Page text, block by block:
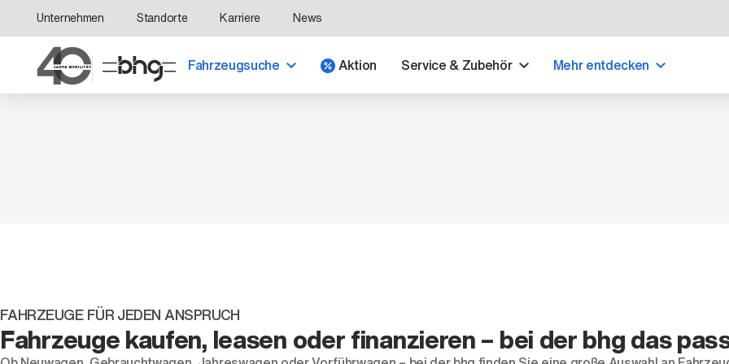
Unternehmen Standorte Karriere News
Fahrzeugsuche Aktion Service & Zubehör Mehr entdecken
FAHRZEUGE FÜR JEDEN ANSPRUCH
Fahrzeuge kaufen, leasen oder finanzieren – bei der bhg das